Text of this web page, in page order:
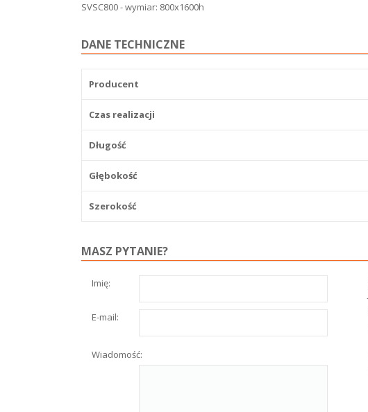
SVSC800 - wymiar: 800x1600h
DANE TECHNICZNE
Producent
Czas realizacji
Długość
Głębokość
Szerokość
MASZ PYTANIE?
Imię:
E-mail:
Wiadomość: